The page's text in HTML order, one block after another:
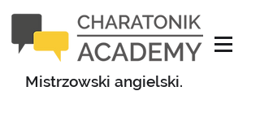
Mistrzowski angielski.